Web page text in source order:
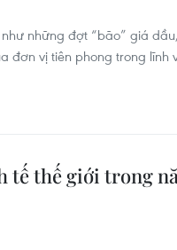
những đợt “bão” giá
đơn vị tiên phong trong lĩnh
tế thế giới trong